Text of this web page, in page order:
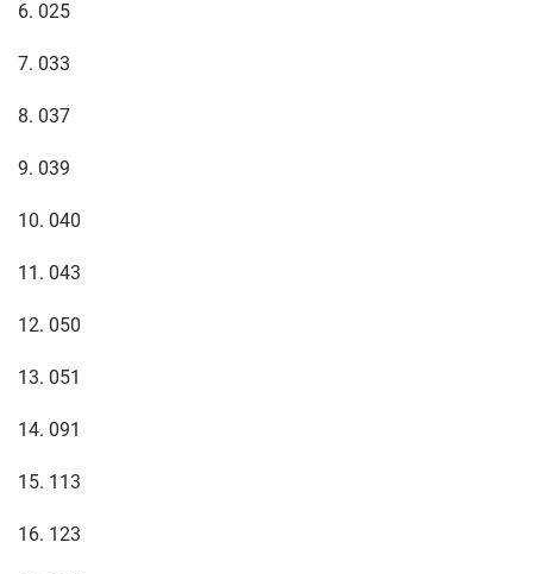
6. 025
7. 033
8. 037
9. 039
10. 040
11. 043
12. 050
13. 051
14. 091
15. 113
16. 123